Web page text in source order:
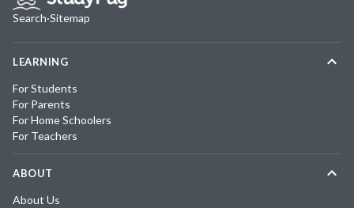
Search·Sitemap
LEARNING
For Students
For Parents
For Home Schoolers
For Teachers
ABOUT
About Us